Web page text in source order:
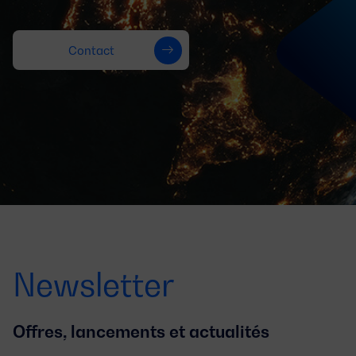
Contact
Newsletter
Offres, lancements et actualités